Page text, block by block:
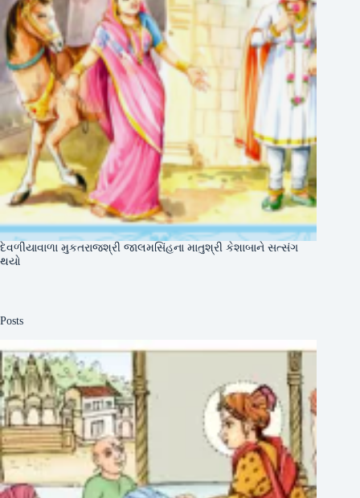
દેવળીયાવાળા મુકતરાજશ્રી જાલમસિંહના માતુશ્રી કેશાબાને સત્સંગ
થયો
Posts